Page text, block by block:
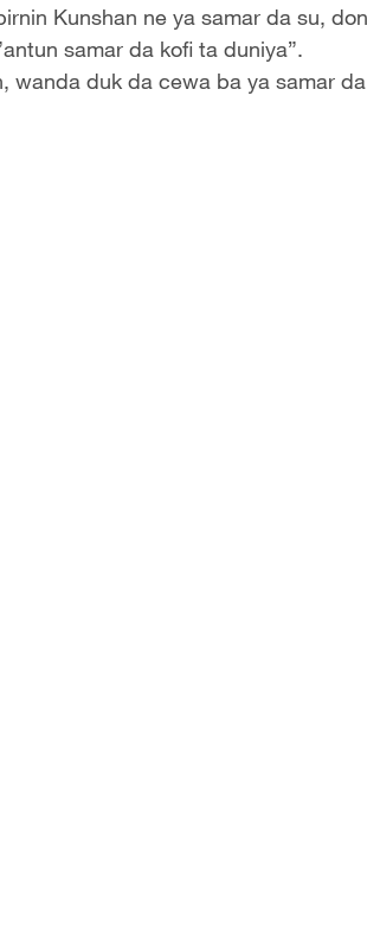
Kunshan ne ya samar da su,
samar da kofi ta duniya”.
wanda duk da cewa ba ya samar